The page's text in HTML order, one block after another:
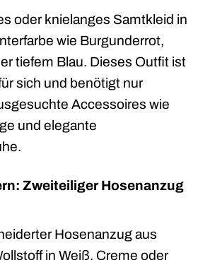
oder knielanges Samtkleid in
wie Burgunderrot,
tiefem Blau. Dieses Outfit ist
sich und benötigt nur
Accessoires wie
und elegante
Zweiteiliger Hosenanzug
Hosenanzug aus
in Weiß, Creme oder